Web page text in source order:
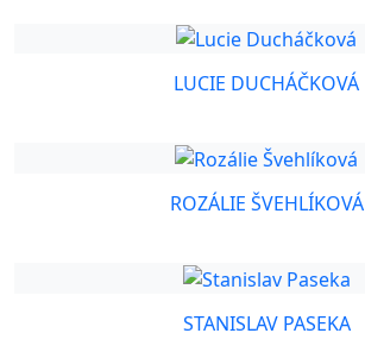
LUCIE DUCHÁČKOVÁ
ROZÁLIE ŠVEHLÍKOVÁ
STANISLAV PASEKA